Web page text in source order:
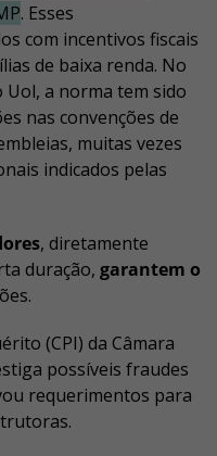
. Esses
com incentivos fiscais
de baixa renda. No
a norma tem sido
nas convenções de
muitas vezes
indicados pelas
, diretamente
duração, garantem o
(CPI) da Câmara
possíveis fraudes
requerimentos para